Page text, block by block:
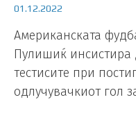
01.12.2022
Американската
Пулишиќ инсистира
тестисите при
одлучувачкиот гол